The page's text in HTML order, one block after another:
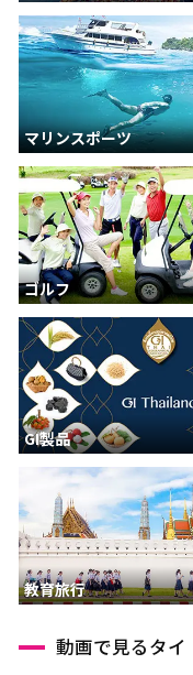
マリンスポーツ
ゴルフ
GI製品
教育旅行
動画で見るタイ